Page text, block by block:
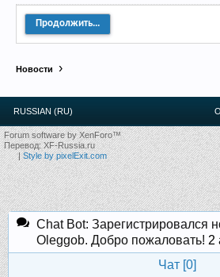
Продолжить...
Новости
RUSSIAN (RU)
Forum software by XenForo™
Перевод:XF-Russia.ru
|Style by pixelExit.com
Chat Bot: Зарегистрировался
Oleggob. Добро пожаловать! 2
Чат [0]